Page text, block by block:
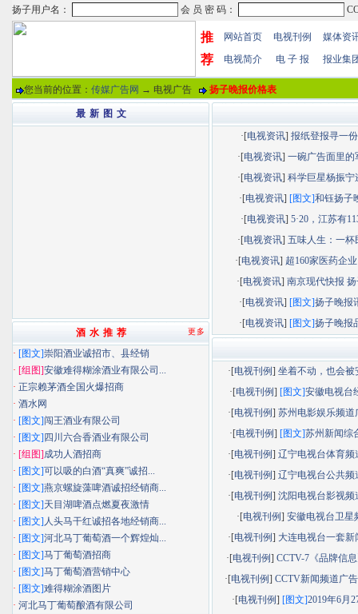
推
荐
网站首页 电视刊例
媒体资
电视简介
电 子 报 报业集
您当前的位置： 传媒广告网 → 电视广告 扬子晚报价格表
·[电视资讯] 报纸登报寻一份
·[电视资讯]一碗广告面里的
·[电视资讯]科学巨星杨振宁
·[电视资讯] [图文]和钰扬子
·[电视资讯]5·20，江苏有
·[电视资讯]五味人生：一杯
·[电视资讯] 超160家医药企
·[电视资讯] 南京现代快报 扬
·[电视资讯] [图文]扬子晚报
·[电视资讯] [图文]扬子晚报
·[电视刊例]坐着不动，也会被
·[电视刊例] [图文]安徽电视台
·[电视刊例]苏州电影娱乐频道
·[电视刊例] [图文]苏州新闻综
·[电视刊例]辽宁电视台体育频
·[电视刊例]辽宁电视台公共频
·[电视刊例]沈阳电视台影视频
·[电视刊例] 安徽电视台卫星
·[电视刊例] 大连电视台一套新
·[电视刊例] CCTV-7《品牌信
·[电视刊例]CCTV新闻频道广
·[电视刊例] [图文]2019年6月
最 新 图 文
更多
酒 水 推 荐
· [图文]崇阳酒业诚招市、县经销
· [组图]安徽难得糊涂酒业有限公司...
· 正宗赖茅酒全国火爆招商
· 酒水网
· [图文]闯王酒业有限公司
· [图文] 四川六合香酒业有限公司
· [组图]成功人酒招商
· [图文]可以吸的白酒“真爽”诚招...
· [图文]燕京螺旋藻啤酒诚招经销商...
· [图文]天目湖啤酒点燃夏夜激情
· [图文] 人头马干红诚招各地经销商...
· [图文]河北马丁葡萄酒一个辉煌灿...
· [图文]马丁葡萄酒招商
· [图文]马丁葡萄酒营销中心
· [图文]难得糊涂酒图片
· 河北马丁葡萄酿酒有限公司